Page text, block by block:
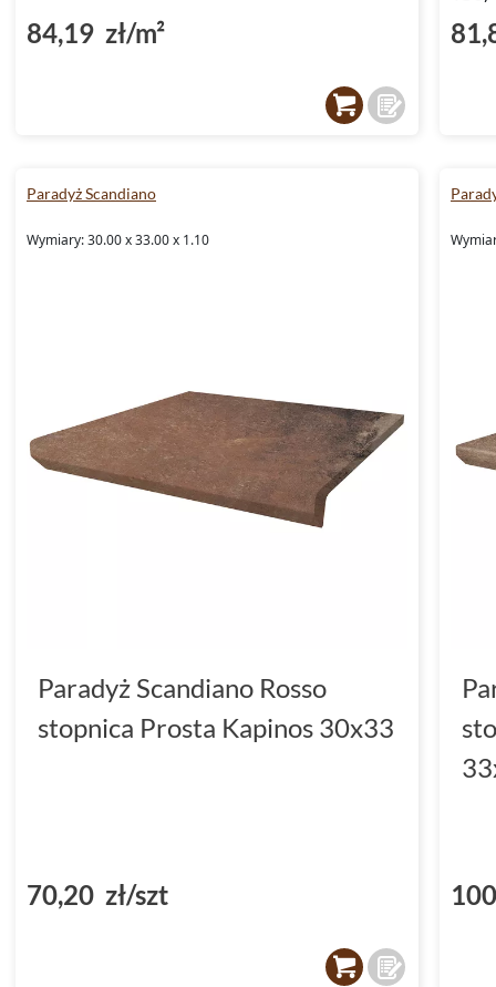
84,19 zł/m²
Paradyż Scandiano
Wymiary: 30.00 x 33.00 x 1.10
Paradyż Scandiano Rosso
stopnica Prosta Kapinos 30x33
70,20 zł/szt